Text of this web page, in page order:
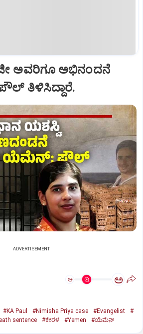
ಅವರಿಗೂ ಅಭಿನಂದನೆ
ಪೌಲ್‌ ತಿಳಿಸಿದ್ದಾರೆ.
ADVERTISEMENT
ಅ ಅ
#KA Paul #Nimisha Priya case #Evangelist
#
sentence #ಕೇರಳ #Yemen #ಯೆಮೆನ್‌